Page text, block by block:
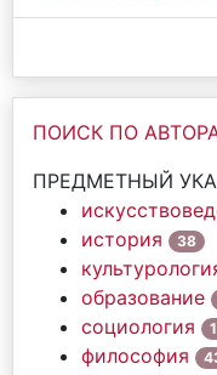
ПОИСК ПО
ПРЕДМЕТНЫЙ
история 38
образование
социология
философия